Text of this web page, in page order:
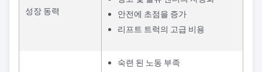
성장 동력
안전에 초점을 증가
리프트 트럭의 고급 비용
숙련 된 노동 부족